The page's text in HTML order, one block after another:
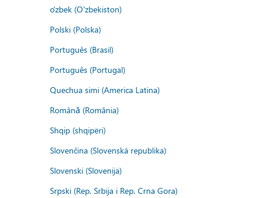
o'zbek (O'zbekiston)
Polski (Polska)
Português (Brasil)
Português (Portugal)
Quechua simi (America Latina)
Română (România)
Shqip (shqipëri)
Slovenčina (Slovenská republika)
Slovenski (Slovenija)
Srpski (Rep. Srbija i Rep. Crna Gora)